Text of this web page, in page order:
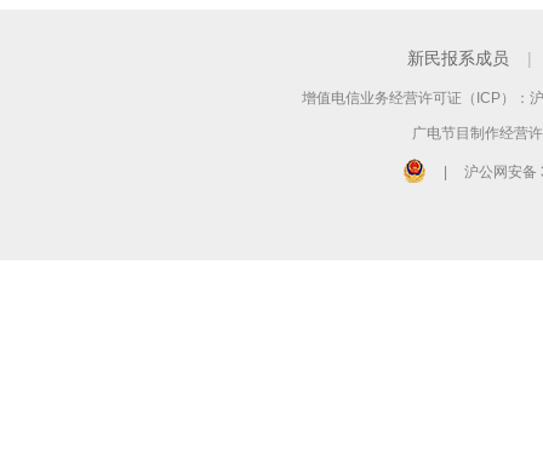
新民报系成员 |
增值电信业务经营许可证（ICP）：
广电节目制作经营
沪公网安备